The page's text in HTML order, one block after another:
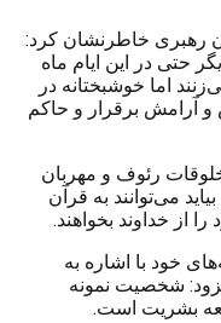
رهبری خاطرنشان کرد:
حتی در این ایام ماه
اما خوشبختانه در
و آرامش برقرار و حاکم
رئوف و مهربان
می‌توانند به قرآن
از خداوند بخواهند.
خود با اشاره به
شخصیت نمونه
بشریت است.